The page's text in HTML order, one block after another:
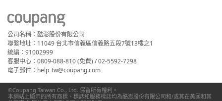
公司名稱：酷澎股份有限公司
聯繫地址：11049 台北市信義區信義路五段7號13樓之1
統編：91002999
客服中心：0809-088-810 (免費) / 02-5592-7298
電子郵件：help_tw@coupang.com
©Coupang Taiwan Co., Ltd. 保留所有權利。
本網站上顯示的所有商標、標誌和服務標誌均為酷澎股份有限公司和/或其在美國和其